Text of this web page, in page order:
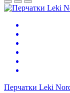
Перчатки Leki